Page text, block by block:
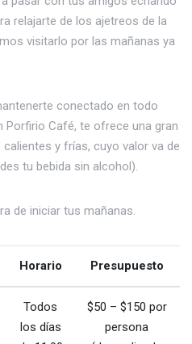
relajarte de los ajetreos de la
visitarlo por las mañanas ya
conectado en todo
Porfirio Café, te ofrece una gran
y frías, cuyo valor va de
tu bebida sin alcohol).
de iniciar tus mañanas.
Horario Presupuesto
Todos
los días
$50 – $150 por
persona